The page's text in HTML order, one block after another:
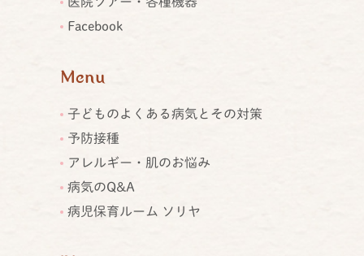
Facebook
Menu
子どものよくある病気とその対策
予防接種
アレルギー・肌のお悩み
病気のQ&A
病児保育ルーム ソリヤ